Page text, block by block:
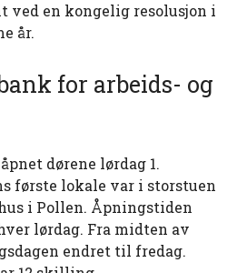
ved en kongelig resolusjon i
år.
for arbeids- og
dørene lørdag 1.
første lokale var i storstuen
i Pollen. Åpningstiden
lørdag. Fra midten av
endret til fredag.